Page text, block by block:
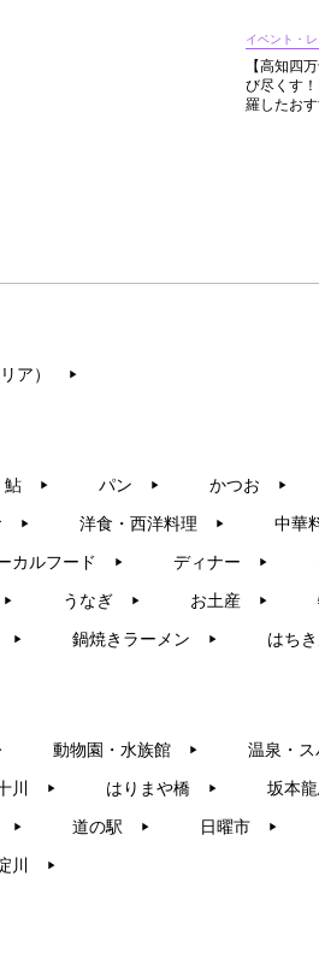
イベント・
【高知四
び尽くす
羅したお
ア） ▶︎
鮎 ▶︎ パン ▶︎ かつお ▶︎
▶︎ 洋食・西洋料理 ▶︎ 中華
カルフード ▶︎ ディナー ▶︎
▶︎ うなぎ ▶︎ お土産 ▶︎
▶︎ 鍋焼きラーメン ▶︎ はち
動物園・水族館 ▶︎ 温泉・
川 ▶︎ はりまや橋 ▶︎ 坂本
▶︎ 道の駅 ▶︎ 日曜市 ▶︎
川 ▶︎